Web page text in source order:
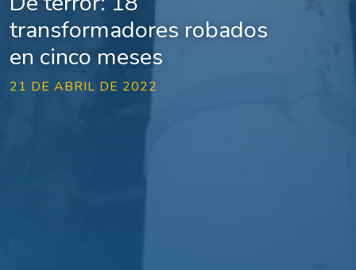
transformadores robados
en cinco meses
21 DE ABRIL DE 2022